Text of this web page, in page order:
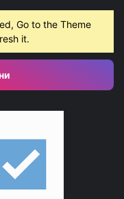
Go to the Theme
it.